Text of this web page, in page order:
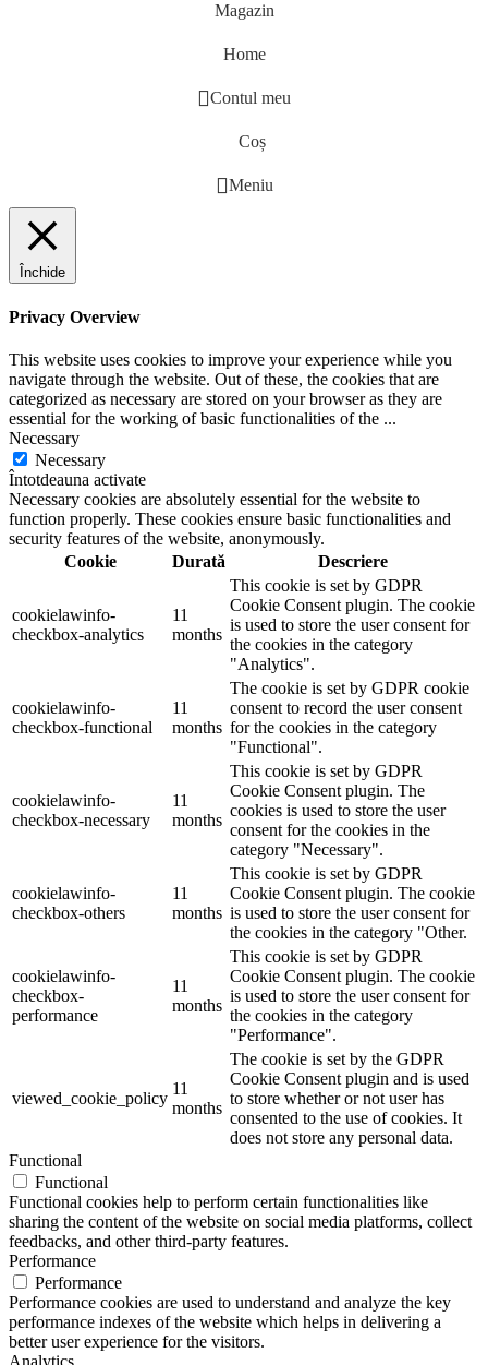
Magazin
Home
Contul meu
Coș
Meniu
Închide
Privacy Overview
This website uses cookies to improve your experience while you
navigate through the website. Out of these, the cookies that are
categorized as necessary are stored on your browser as they are
essential for the working of basic functionalities of the ...
Necessary
Necessary
Întotdeauna activate
Necessary cookies are absolutely essential for the website to
function properly. These cookies ensure basic functionalities and
security features of the website, anonymously.
Cookie
Durată Descriere
cookielawinfo-
checkbox-analytics
11
months
This cookie is set by GDPR
Cookie Consent plugin. The cookie
is used to store the user consent for
the cookies in the category
"Analytics".
cookielawinfo-
checkbox-functional
11
months
The cookie is set by GDPR cookie
consent to record the user consent
for the cookies in the category
"Functional".
cookielawinfo-
checkbox-necessary
11
months
This cookie is set by GDPR
Cookie Consent plugin. The
cookies is used to store the user
consent for the cookies in the
category "Necessary".
cookielawinfo-
checkbox-others
11
months
This cookie is set by GDPR
Cookie Consent plugin. The cookie
is used to store the user consent for
the cookies in the category "Other.
cookielawinfo-
checkbox-
performance
11
months
This cookie is set by GDPR
Cookie Consent plugin. The cookie
is used to store the user consent for
the cookies in the category
"Performance".
viewed_cookie_policy
11
months
The cookie is set by the GDPR
Cookie Consent plugin and is used
to store whether or not user has
consented to the use of cookies. It
does not store any personal data.
Functional
Functional
Functional cookies help to perform certain functionalities like
sharing the content of the website on social media platforms, collect
feedbacks, and other third-party features.
Performance
Performance
Performance cookies are used to understand and analyze the key
performance indexes of the website which helps in delivering a
better user experience for the visitors.
Analytics